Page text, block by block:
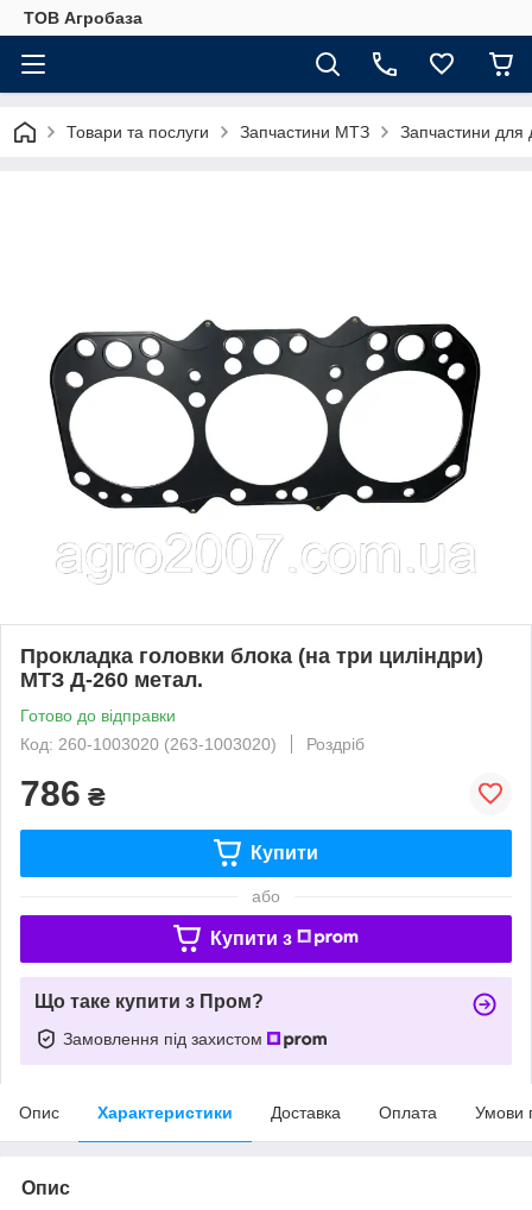
ТОВ Агробаза
Товари та послуги Запчастини МТЗ Запчастини для
Прокладка головки блока (на три циліндри)
МТЗ Д-260 метал.
Готово до відправки
Код: 260-1003020 (263-1003020)
Роздріб
786 ₴
Купити
або
Купити з
Що таке купити з Пром?
Замовлення під захистом
Опис Характеристики Доставка Оплата Умови
Опис